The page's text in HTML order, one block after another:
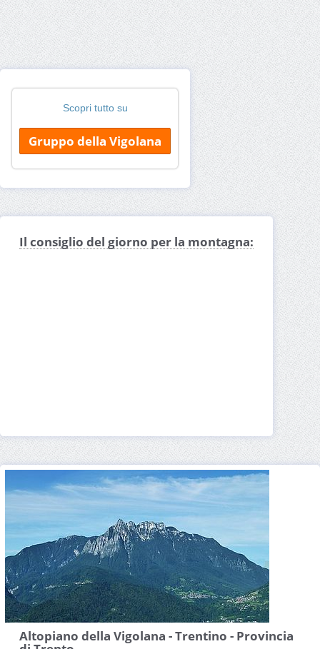
Scopri tutto su
Gruppo della Vigolana
Il consiglio del giorno per la montagna:
Altopiano della Vigolana - Trentino - Provincia